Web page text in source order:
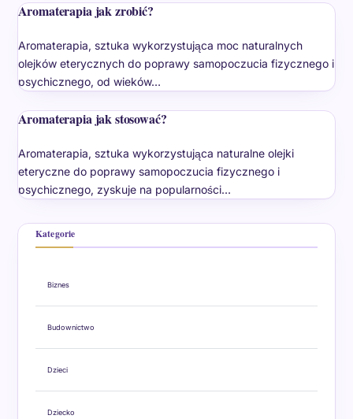
Aromaterapia jak zrobić?
Aromaterapia, sztuka wykorzystująca moc naturalnych
olejków eterycznych do poprawy samopoczucia fizycznego i
psychicznego, od wieków…
Aromaterapia jak stosować?
Aromaterapia, sztuka wykorzystująca naturalne olejki
eteryczne do poprawy samopoczucia fizycznego i
psychicznego, zyskuje na popularności…
Kategorie
Biznes
Budownictwo
Dzieci
Dziecko